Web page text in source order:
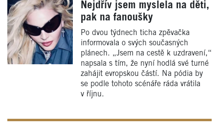
Nejdřív jsem myslela na děti,
pak na fanoušky
Po dvou týdnech ticha zpěvačka
informovala o svých současných
plánech. „Jsem na cestě k uzdravení,“
napsala s tím, že nyní hodlá své turné
zahájit evropskou částí. Na pódia by
se podle tohoto scénáře ráda vrátila
v říjnu.